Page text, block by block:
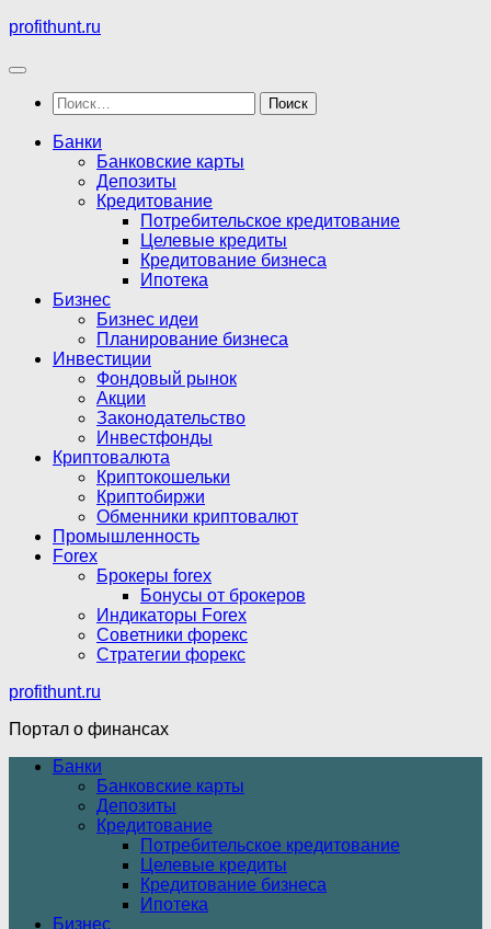
Перейти
содержимому
profithunt.ru
Найти:
Банки
Банковские карты
Депозиты
Кредитование
Потребительское кредитование
Целевые кредиты
Кредитование бизнеса
Ипотека
Бизнес
Бизнес идеи
Планирование бизнеса
Инвестиции
Фондовый рынок
Акции
Законодательство
Инвестфонды
Криптовалюта
Криптокошельки
Криптобиржи
Обменники криптовалют
Промышленность
Forex
Брокеры forex
Бонусы от брокеров
Индикаторы Forex
Советники форекс
Стратегии форекс
profithunt.ru
Портал о финансах
Банки
Банковские карты
Депозиты
Кредитование
Потребительское кредитование
Целевые кредиты
Кредитование бизнеса
Ипотека
Бизнес